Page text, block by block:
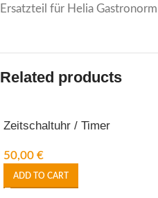
Ersatzteil für Helia Gastronorm
Related products
Zeitschaltuhr / Timer
50,00 €
ADD TO CART